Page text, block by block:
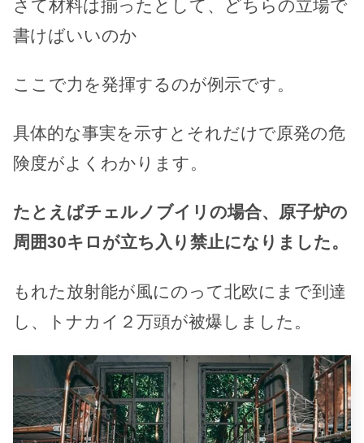
さて材料は揃ったとして、どちらの立場で
書けばいいのか
ここで力を発揮するのが例示です。
具体的な事実を示すとそれだけで原発の危
険度がよくわかります。
たとえばチェルノブイリの場合、原子炉の
周囲30キロが立ち入り禁止になりました。
もれた放射能が風にのって北欧にまで到達
し、トナカイ２万頭が被爆しました。